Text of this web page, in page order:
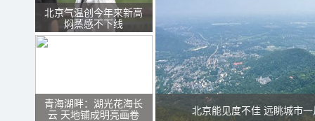
北京气温创今年来新高
焖蒸感不下线
青海湖畔：湖光花海长
云 天地铺成明亮画卷
北京能见度不佳 远眺城市